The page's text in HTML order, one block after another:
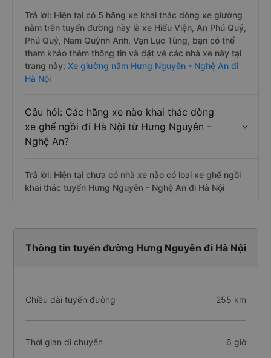
Trả lời: Hiện tại có 5 hãng xe khai thác dòng xe giường
nằm trên tuyến đường này là xe Hiếu Viện, An Phú Quý,
Phú Quý, Nam Quỳnh Anh, Vạn Lục Tùng, bạn có thể
tham khảo thêm thông tin và đặt vé các nhà xe này tại
trang này: Xe giường nằm Hưng Nguyên - Nghệ An đi
Hà Nội
Câu hỏi: Các hãng xe nào khai thác dòng
xe ghế ngồi đi Hà Nội từ Hưng Nguyên -
Nghệ An?
Trả lời: Hiện tại chưa có nhà xe nào có loại xe ghế ngồi
khai thác tuyến Hưng Nguyên - Nghệ An đi Hà Nội
Thông tin tuyến đường Hưng Nguyên đi Hà Nội
Chiều dài tuyến đường 255 km
Thời gian di chuyển 6 giờ